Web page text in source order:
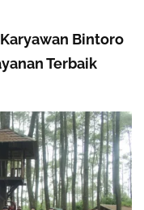
Bintoro
Terbaik